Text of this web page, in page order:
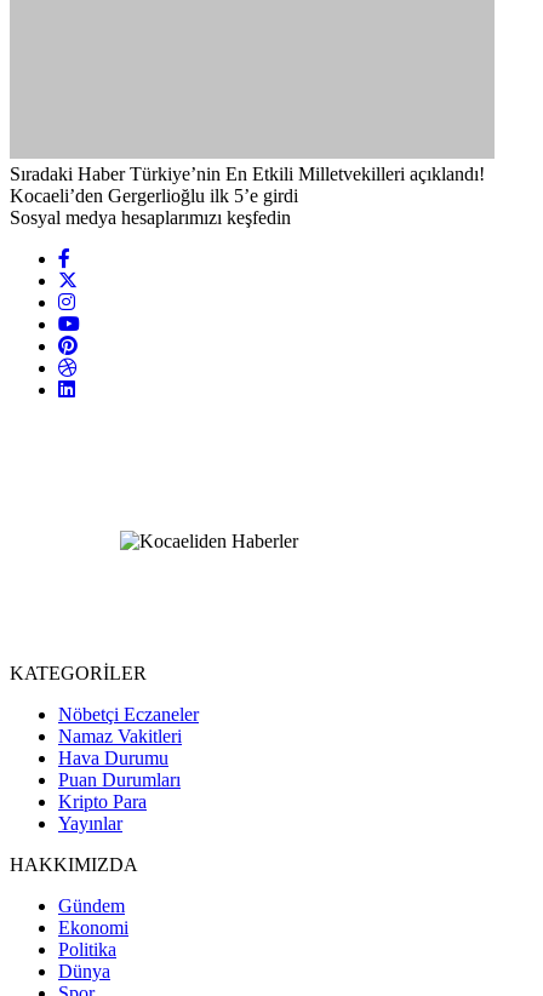
Sıradaki Haber Türkiye’nin En Etkili Milletvekilleri açıklandı!
Kocaeli’den Gergerlioğlu ilk 5’e girdi
Sosyal medya hesaplarımızı keşfedin
KATEGORİLER
Nöbetçi Eczaneler
Namaz Vakitleri
Hava Durumu
Puan Durumları
Kripto Para
Yayınlar
HAKKIMIZDA
Gündem
Ekonomi
Politika
Dünya